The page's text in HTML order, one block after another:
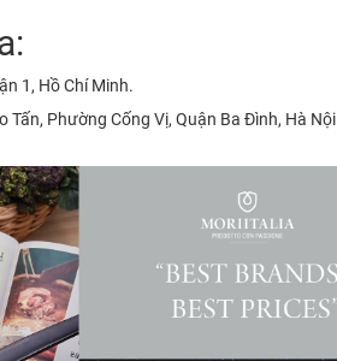
1, Hồ Chí Minh.
Tấn, Phường Cống Vị, Quận Ba Đình, Hà Nội